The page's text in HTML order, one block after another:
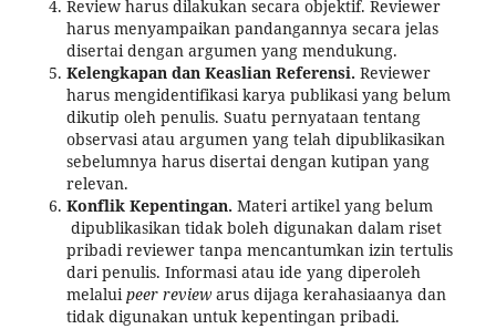
Review harus dilakukan secara objektif. Reviewer
harus menyampaikan pandangannya secara jelas
disertai dengan argumen yang mendukung.
Kelengkapan dan Keaslian Referensi. Reviewer
harus mengidentifikasi karya publikasi yang belum
dikutip oleh penulis. Suatu pernyataan tentang
observasi atau argumen yang telah dipublikasikan
sebelumnya harus disertai dengan kutipan yang
relevan.
Konflik Kepentingan. Materi artikel yang belum
dipublikasikan tidak boleh digunakan dalam riset
pribadi reviewer tanpa mencantumkan izin tertulis
dari penulis. Informasi atau ide yang diperoleh
melaluipeer reviewarus dijaga kerahasiaanya dan
tidak digunakan untuk kepentingan pribadi.